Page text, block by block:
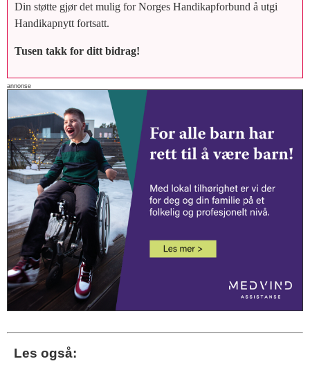
Din støtte gjør det mulig for Norges Handikapforbund å utgi
Handikapnytt fortsatt.
Tusen takk for ditt bidrag!
annonse
Les også: